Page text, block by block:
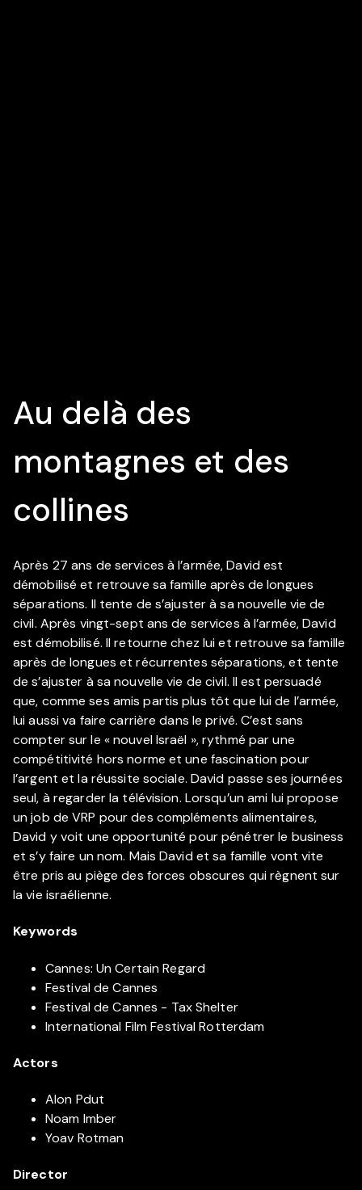
Au delà des
montagnes et des
collines
Après 27 ans de services à l’armée, David est
démobilisé et retrouve sa famille après de longues
séparations. Il tente de s’ajuster à sa nouvelle vie de
civil. Après vingt-sept ans de services à l’armée, David
est démobilisé. Il retourne chez lui et retrouve sa famille
après de longues et récurrentes séparations, et tente
de s’ajuster à sa nouvelle vie de civil. Il est persuadé
que, comme ses amis partis plus tôt que lui de l’armée,
lui aussi va faire carrière dans le privé. C’est sans
compter sur le « nouvel Israël », rythmé par une
compétitivité hors norme et une fascination pour
l’argent et la réussite sociale. David passe ses journées
seul, à regarder la télévision. Lorsqu’un ami lui propose
un job de VRP pour des compléments alimentaires,
David y voit une opportunité pour pénétrer le business
et s’y faire un nom. Mais David et sa famille vont vite
être pris au piège des forces obscures qui règnent sur
la vie israélienne.
Keywords
Cannes: Un Certain Regard
Festival de Cannes
Festival de Cannes - Tax Shelter
International Film Festival Rotterdam
Actors
Alon Pdut
Noam Imber
Yoav Rotman
Director